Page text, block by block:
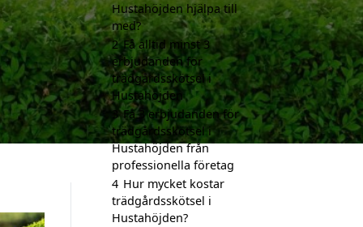
Hustahöjden hjälpa till
med?
2 Få alltid minst 3
erbjudanden för
trädgårdsskötsel i
Hustahöjden
3 Få 3 erbjudanden för
trädgårdsskötsel i
Hustahöjden från
professionella företag
4 Hur mycket kostar
trädgårdsskötsel i
Hustahöjden?